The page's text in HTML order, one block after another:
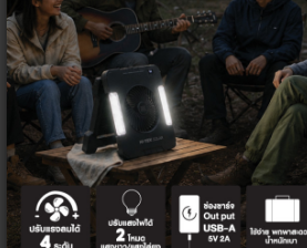
โค้ด/คูปองส่วนลด
HITEK5PER ส่วนลดท้ายบิล 5%
จำนวน